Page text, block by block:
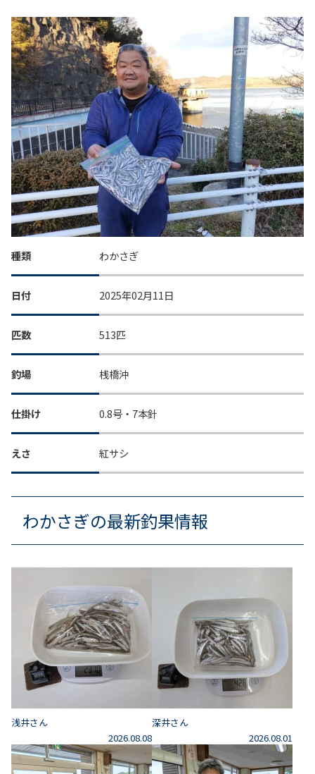
種類 わかさぎ
日付 2025年02月11日
匹数 513匹
釣場 桟橋沖
仕掛け 0.8号・7本針
えさ 紅サシ
わかさぎの最新釣果情報
浅井さん
2026.08.08
深井さん
2026.08.01